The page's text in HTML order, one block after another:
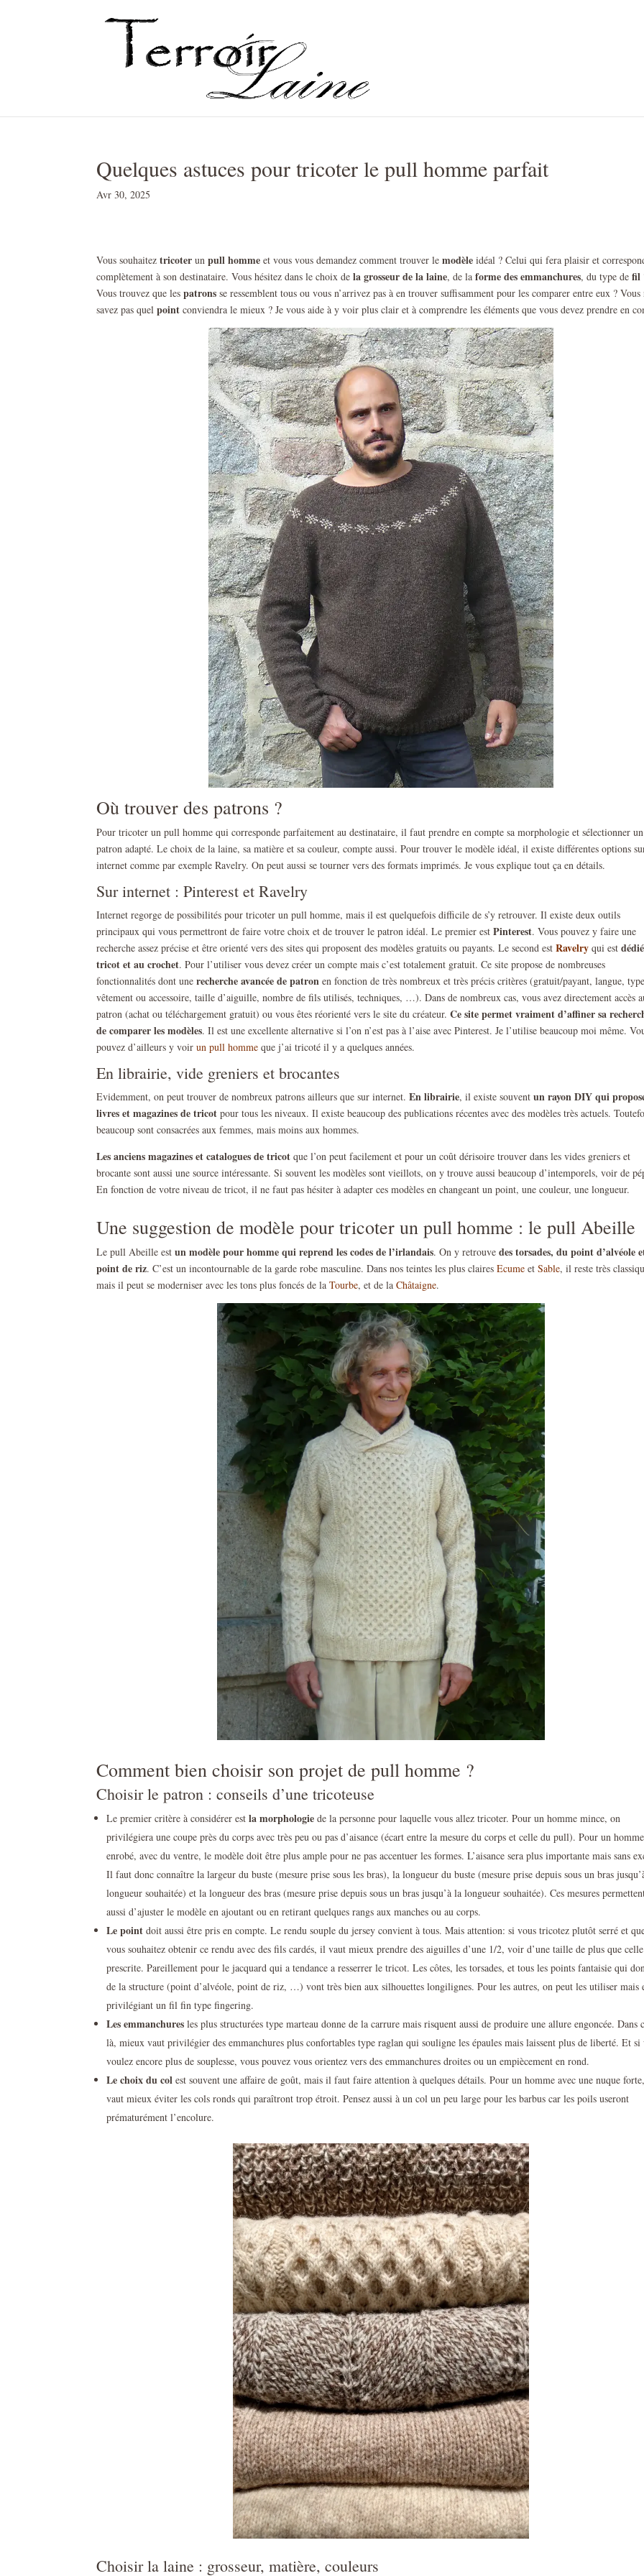
Quelques astuces pour tricoter le pull homme parfait
Avr 30, 2025
Vous souhaiteztricoter unpull homme et vous vous demandez comment trouver lemodèle idéal ? Celui qui fera plaisir et
complètement à son destinataire. Vous hésitez dans le choix dela grosseur de la laine, de laforme des emmanchures, du type defil
Vous trouvez que lespatrons se ressemblent tous ou vous n’arrivez pas à en trouver suffisamment pour les comparer entre eux ? Vous
savez pas quelpoint conviendra le mieux ? Je vous aide à y voir plus clair et à comprendre les éléments que vous devez prendre en
Où trouver des patrons ?
Pour tricoter un pull homme qui corresponde parfaitement au destinataire, il faut prendre en compte sa morphologie et sélectionner un
patron adapté. Le choix de la laine, sa matière et sa couleur, compte aussi. Pour trouver le modèle idéal, il existe différentes options
internet comme par exemple Ravelry. On peut aussi se tourner vers des formats imprimés. Je vous explique tout ça en détails.
Sur internet : Pinterest et Ravelry
Internet regorge de possibilités pour tricoter un pull homme, mais il est quelquefois difficile de s’y retrouver. Il existe deux outils
principaux qui vous permettront de faire votre choix et de trouver le patron idéal. Le premier estPinterest. Vous pouvez y faire une
recherche assez précise et être orienté vers des sites qui proposent des modèles gratuits ou payants. Le second estRavelry qui est
tricot et au crochet. Pour l’utiliser vous devez créer un compte mais c’est totalement gratuit. Ce site propose de nombreuses
fonctionnalités dont unerecherche avancée de patron en fonction de très nombreux et très précis critères (gratuit/payant, langue,
vêtement ou accessoire, taille d’aiguille, nombre de fils utilisés, techniques, …). Dans de nombreux cas, vous avez directement accès
patron (achat ou téléchargement gratuit) ou vous êtes réorienté vers le site du créateur.Ce site permet vraiment d’affiner sa
de comparer les modèles. Il est une excellente alternative si l’on n’est pas à l’aise avec Pinterest. Je l’utilise beaucoup moi même.
pouvez d’ailleurs y voirun pull homme que j’ai tricoté il y a quelques années.
En librairie, vide greniers et brocantes
Evidemment, on peut trouver de nombreux patrons ailleurs que sur internet.En librairie, il existe souventun rayon DIY qui
livres et magazines de tricot pour tous les niveaux. Il existe beaucoup des publications récentes avec des modèles très actuels.
beaucoup sont consacrées aux femmes, mais moins aux hommes.
Les anciens magazines et catalogues de tricot que l’on peut facilement et pour un coût dérisoire trouver dans les vides greniers et
brocante sont aussi une source intéressante. Si souvent les modèles sont vieillots, on y trouve aussi beaucoup d’intemporels, voir de
En fonction de votre niveau de tricot, il ne faut pas hésiter à adapter ces modèles en changeant un point, une couleur, une longueur.
Une suggestion de modèle pour tricoter un pull homme : le pull Abeille
Le pull Abeille estun modèle pour homme qui reprend les codes de l’irlandais. On y retrouvedes torsades, du point d’alvéole
point de riz. C’est un incontournable de la garde robe masculine. Dans nos teintes les plus clairesEcume etSable, il reste très
mais il peut se moderniser avec les tons plus foncés de laTourbe, et de laChâtaigne.
Comment bien choisir son projet de pull homme ?
Choisir le patron : conseils d’une tricoteuse
Le premier critère à considérer estla morphologie de la personne pour laquelle vous allez tricoter. Pour un homme mince, on
privilégiera une coupe près du corps avec très peu ou pas d’aisance (écart entre la mesure du corps et celle du pull). Pour un
enrobé, avec du ventre, le modèle doit être plus ample pour ne pas accentuer les formes. L’aisance sera plus importante mais sans
Il faut donc connaître la largeur du buste (mesure prise sous les bras), la longueur du buste (mesure prise depuis sous un bras
longueur souhaitée) et la longueur des bras (mesure prise depuis sous un bras jusqu’à la longueur souhaitée). Ces mesures
aussi d’ajuster le modèle en ajoutant ou en retirant quelques rangs aux manches ou au corps.
Le point doit aussi être pris en compte. Le rendu souple du jersey convient à tous. Mais attention: si vous tricotez plutôt serré et
vous souhaitez obtenir ce rendu avec des fils cardés, il vaut mieux prendre des aiguilles d’une 1/2, voir d’une taille de plus que celle
prescrite. Pareillement pour le jacquard qui a tendance a resserrer le tricot. Les côtes, les torsades, et tous les points fantaisie qui
de la structure (point d’alvéole, point de riz, …) vont très bien aux silhouettes longilignes. Pour les autres, on peut les utiliser mais
privilégiant un fil fin type fingering.
Les emmanchures les plus structurées type marteau donne de la carrure mais risquent aussi de produire une allure engoncée. Dans
là, mieux vaut privilégier des emmanchures plus confortables type raglan qui souligne les épaules mais laissent plus de liberté. Et si
voulez encore plus de souplesse, vous pouvez vous orientez vers des emmanchures droites ou un empiècement en rond.
Le choix du col est souvent une affaire de goût, mais il faut faire attention à quelques détails. Pour un homme avec une nuque
vaut mieux éviter les cols ronds qui paraîtront trop étroit. Pensez aussi à un col un peu large pour les barbus car les poils useront
prématurément l’encolure.
Choisir la laine : grosseur, matière, couleurs